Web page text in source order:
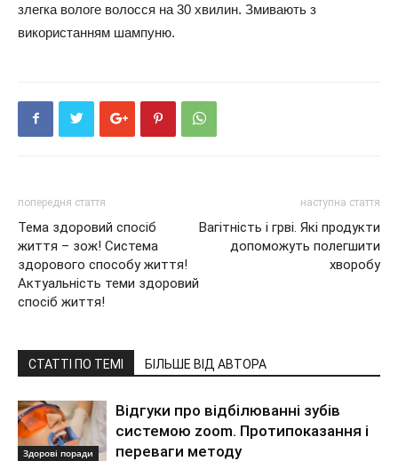
злегка вологе волосся на 30 хвилин. Змивають з
використанням шампуню.
попередня стаття
Тема здоровий спосіб
життя – зож! Система
здорового способу життя!
Актуальність теми здоровий
спосіб життя!
наступна стаття
Вагітність і грві. Які продукти
допоможуть полегшити
хворобу
СТАТТІ ПО ТЕМІ БІЛЬШЕ ВІД АВТОРА
Здорові поради
Відгуки про відбілюванні зубів
системою zoom. Протипоказання і
переваги методу